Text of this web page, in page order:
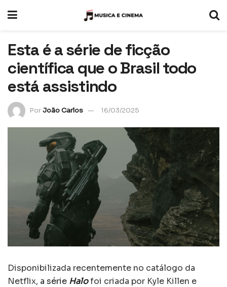
Esta é a série de ficção
científica que o Brasil todo
está assistindo
PorJoão Carlos 16/03/2025
Disponibilizada recentemente no catálogo da
Netflix, a série Halofoi criada por Kyle Killen e